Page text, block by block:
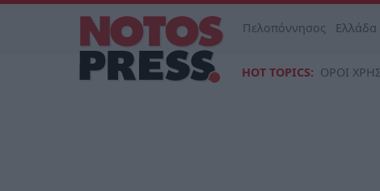
Πελοπόννησος Ελλάδα
HOT TOPICS: ΟΡΟΙ